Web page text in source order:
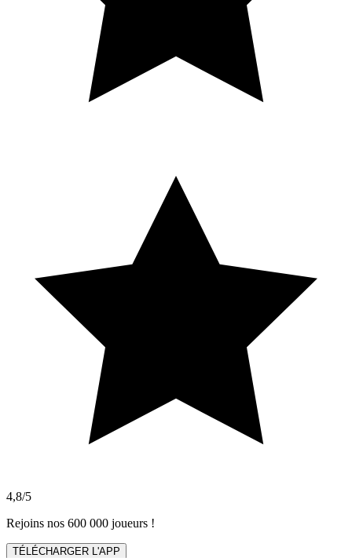
4,8/5
Rejoins nos 600 000 joueurs !
TÉLÉCHARGER L'APP